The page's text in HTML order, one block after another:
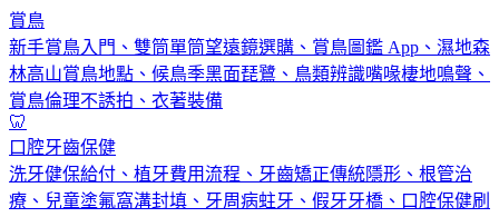
賞鳥
新手賞鳥入門、雙筒單筒望遠鏡選購、賞鳥圖鑑 App、濕地森
林高山賞鳥地點、候鳥季黑面琵鷺、鳥類辨識嘴喙棲地鳴聲、
賞鳥倫理不誘拍、衣著裝備
🦷
口腔牙齒保健
洗牙健保給付、植牙費用流程、牙齒矯正傳統隱形、根管治
療、兒童塗氟窩溝封填、牙周病蛀牙、假牙牙橋、口腔保健刷